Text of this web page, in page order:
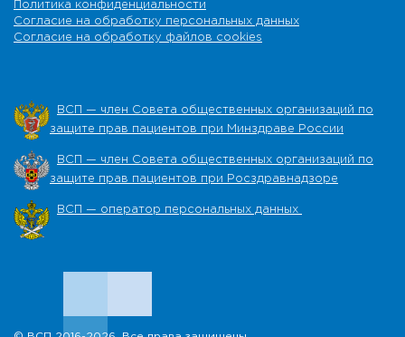
Политика конфиденциальности
Согласие на обработку персональных данных
Согласие на обработку файлов cookies
ВСП — член Совета общественных организаций по
защите прав пациентов при Минздраве России
ВСП — член Совета общественных организаций по
защите прав пациентов при Росздравнадзоре
ВСП — оператор персональных данных